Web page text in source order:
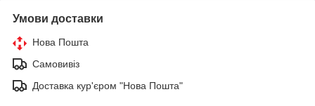
Умови доставки
Нова Пошта
Самовивіз
Доставка кур'єром "Нова Пошта"